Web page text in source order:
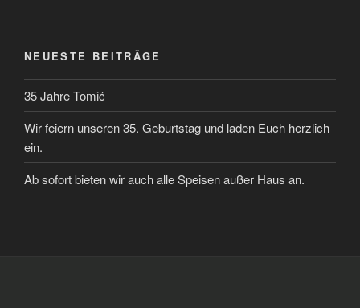
NEUESTE BEITRÄGE
35 Jahre Tomić
Wir feiern unseren 35. Geburtstag und laden Euch herzlich
ein.
Ab sofort bieten wir auch alle Speisen außer Haus an.